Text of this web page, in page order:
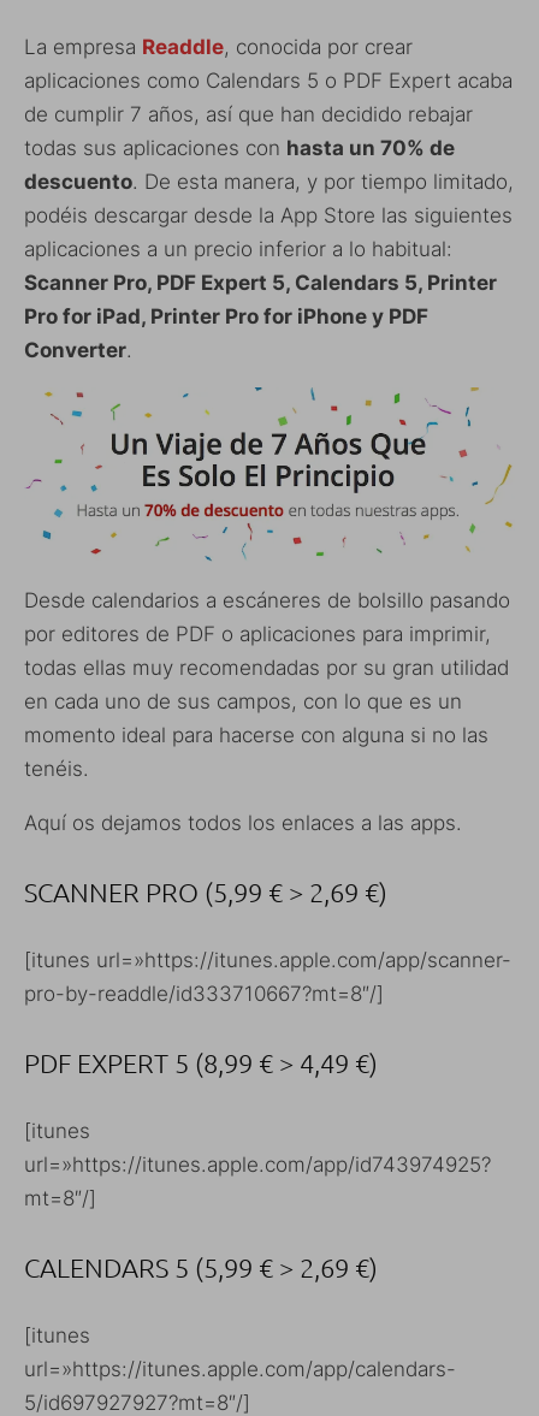
La empresa Readdle, conocida por crear
aplicaciones como Calendars 5 o PDF Expert acaba
de cumplir 7 años, así que han decidido rebajar
todas sus aplicaciones con hasta un 70% de
descuento. De esta manera, y por tiempo limitado,
podéis descargar desde la App Store las siguientes
aplicaciones a un precio inferior a lo habitual:
Scanner Pro, PDF Expert 5, Calendars 5, Printer
Pro for iPad, Printer Pro for iPhone y PDF
Converter.
Desde calendarios a escáneres de bolsillo pasando
por editores de PDF o aplicaciones para imprimir,
todas ellas muy recomendadas por su gran utilidad
en cada uno de sus campos, con lo que es un
momento ideal para hacerse con alguna si no las
tenéis.
Aquí os dejamos todos los enlaces a las apps.
SCANNER PRO (5,99 € > 2,69 €)
[itunes url=»https://itunes.apple.com/app/scanner-
pro-by-readdle/id333710667?mt=8″/]
PDF EXPERT 5 (8,99 € > 4,49 €)
[itunes
url=»https://itunes.apple.com/app/id743974925?
mt=8″/]
CALENDARS 5 (5,99 € > 2,69 €)
[itunes
url=»https://itunes.apple.com/app/calendars-
5/id697927927?mt=8″/]